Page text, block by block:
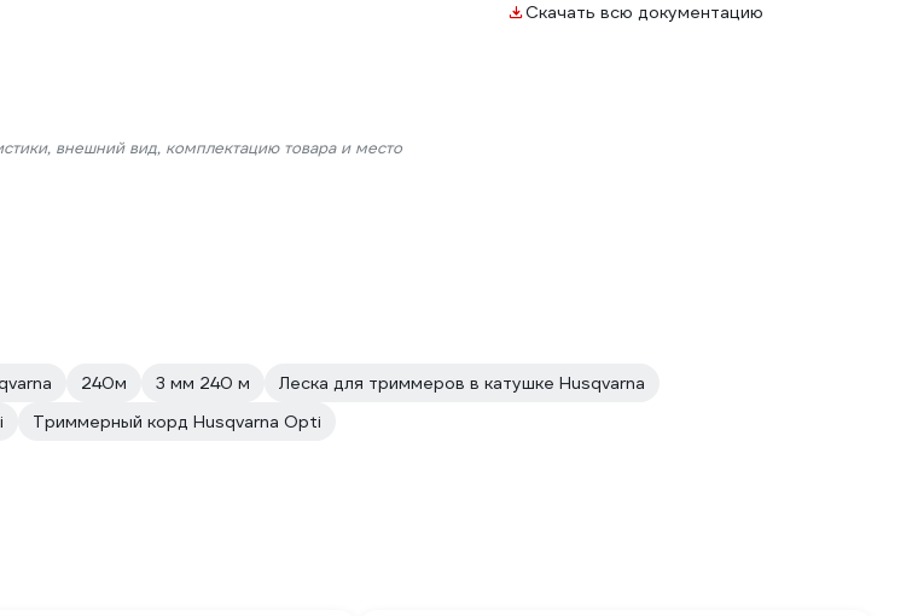
внешний вид, комплектацию товара и место
Скачать всю документацию
240м 3 мм 240 м
Леска для триммеров в катушке Husqvarna
Триммерный корд Husqvarna Opti